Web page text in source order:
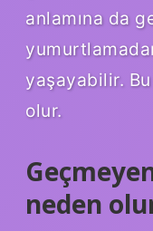
anlamına da
yaşayabilir.
olur.
neden